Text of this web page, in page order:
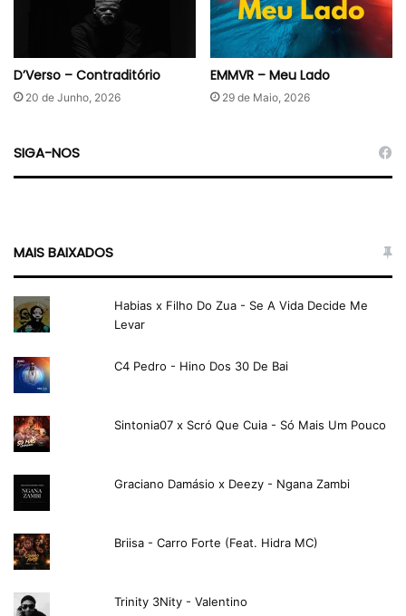
D’Verso – Contraditório
20 de Junho, 2026
EMMVR – Meu Lado
29 de Maio, 2026
SIGA-NOS
MAIS BAIXADOS
Habias x Filho Do Zua - Se A Vida Decide Me
Levar
C4 Pedro - Hino Dos 30 De Bai
Sintonia07 x Scró Que Cuia - Só Mais Um Pouco
Graciano Damásio x Deezy - Ngana Zambi
Briisa - Carro Forte (Feat. Hidra MC)
Trinity 3Nity - Valentino